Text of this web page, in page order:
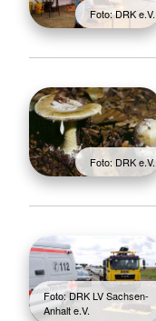
Foto: DRK e.V.
Foto: DRK e.V.
Foto: DRK LV Sachsen-
Anhalt e.V.